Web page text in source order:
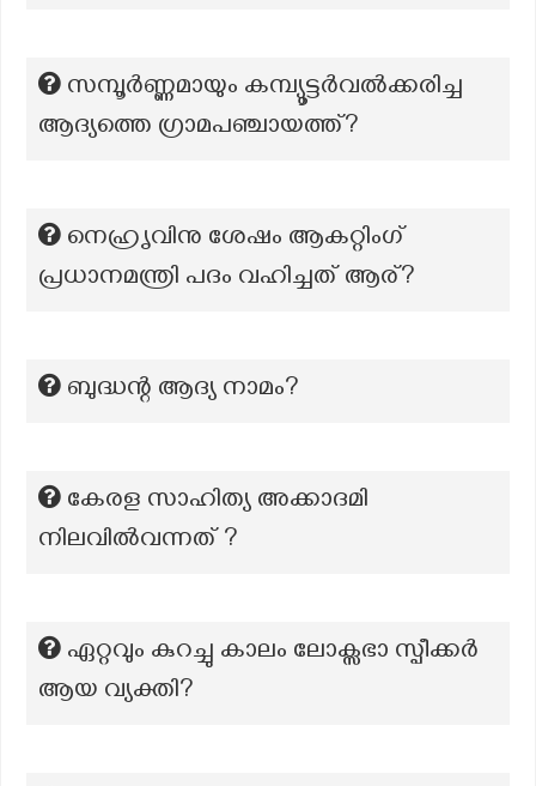
സമ്പൂര്‍ണ്ണമായും കമ്പ്യൂട്ടര്‍വല്‍ക്കരിച്ച
ആദ്യത്തെ ഗ്രാമപഞ്ചായത്ത്?
നെഹ്രൃവിനു ശേഷം ആകറ്റിംഗ്
പ്രധാനമന്ത്രി പദം വഹിച്ചത് ആര്?
ബുദ്ധന്റ ആദ്യ നാമം?
കേരള സാഹിത്യ അക്കാദമി
നിലവിൽവന്നത് ?
ഏറ്റവും കുറച്ചു കാലം ലോക്സഭാ സ്പീക്കർ
ആയ വ്യക്തി?